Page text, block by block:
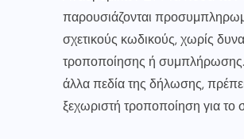
παρουσιάζονται
σχετικούς κωδικούς, χωρίς
τροποποίησης ή συμπλήρωσης.
άλλα πεδία της δήλωσης, πρέπει
ξεχωριστή τροποποίηση για το